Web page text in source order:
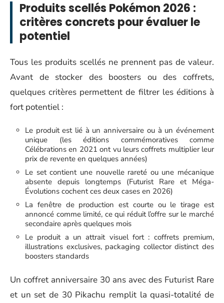
Produits scellés Pokémon 2026 :
critères concrets pour évaluer le
potentiel
Tous les produits scellés ne prennent pas de valeur.
Avant de stocker des boosters ou des coffrets,
quelques critères permettent de filtrer les éditions à
fort potentiel :
Le produit est lié à un anniversaire ou à un événement
unique (les éditions commémoratives comme
Célébrations en 2021 ont vu leurs coffrets multiplier leur
prix de revente en quelques années)
Le set contient une nouvelle rareté ou une mécanique
absente depuis longtemps (Futurist Rare et Méga-
Évolutions cochent ces deux cases en 2026)
La fenêtre de production est courte ou le tirage est
annoncé comme limité, ce qui réduit l’offre sur le marché
secondaire après quelques mois
Le produit a un attrait visuel fort : coffrets premium,
illustrations exclusives, packaging collector distinct des
boosters standards
Un coffret anniversaire 30 ans avec des Futurist Rare
et un set de 30 Pikachu remplit la quasi-totalité de